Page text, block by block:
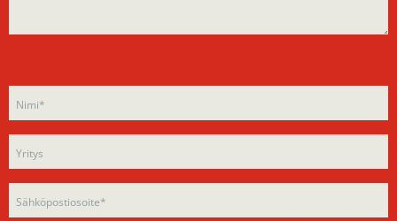
leave
this
empty.
Please
leave
field
empty.